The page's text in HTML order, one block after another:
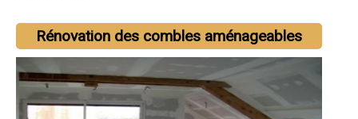
Rénovation des combles aménageables